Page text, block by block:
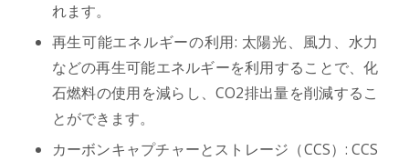
れます。
再生可能エネルギーの利用: 太陽光、風力、水力
などの再生可能エネルギーを利用することで、化
石燃料の使用を減らし、CO2排出量を削減するこ
とができます。
カーボンキャプチャーとストレージ（CCS）: CCS